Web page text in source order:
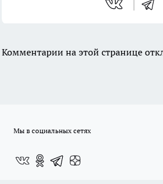
Комментарии на этой странице
Мы в социальных сетях